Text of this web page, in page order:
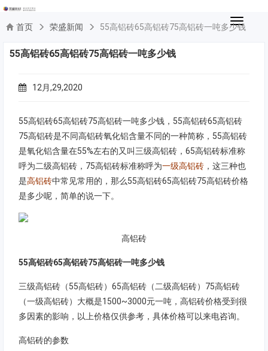
切
首页 荣盛新闻 55高铝砖65高铝砖75高铝砖一吨多少钱
55高铝砖65高铝砖75高铝砖一吨多少钱
12月,29,2020
55高铝砖65高铝砖75高铝砖一吨多少钱，55高铝砖65高铝砖
75高铝砖是不同高铝砖氧化铝含量不同的一种简称，55高铝砖
是氧化铝含量在55%左右的又叫三级高铝砖，65高铝砖标准称
呼为二级高铝砖，75高铝砖标准称呼为一级高铝砖 ，这三种也
是高铝砖中常见常用的，那么55高铝砖65高铝砖75高铝砖价格
是多少呢，简单的说一下。
高铝砖
55高铝砖65高铝砖75高铝砖一吨多少钱
三级高铝砖（55高铝砖）65高铝砖（二级高铝砖）75高铝砖
（一级高铝砖）大概是1500~3000元一吨，高铝砖价格受到很
多因素的影响，以上价格仅供参考，具体价格可以来电咨询。
高铝砖的参数